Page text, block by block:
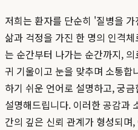
저희는 환자를 단순히 '질병을
삶과 걱정을 가진 한 명의 인격
는 순간부터 나가는 순간까지,
귀 기울이고 눈을 맞추며 소통합
하기 쉬운 언어로 설명하고, 궁
설명해드립니다. 이러한 공감과
간의 깊은 신뢰 관계가 형성되